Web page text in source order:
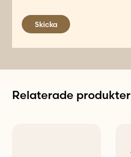
Skicka
Relaterade produkter